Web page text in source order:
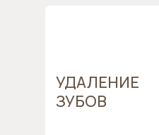
УДАЛЕНИЕ
ЗУБОВ